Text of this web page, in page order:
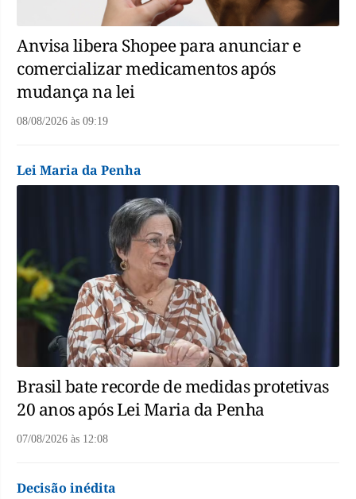
Anvisa libera Shopee para anunciar e
comercializar medicamentos após
mudança na lei
08/08/2026 às 09:19
Lei Maria da Penha
Brasil bate recorde de medidas protetivas
20 anos após Lei Maria da Penha
07/08/2026 às 12:08
Decisão inédita